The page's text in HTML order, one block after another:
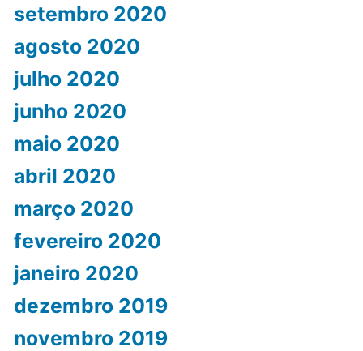
setembro 2020
agosto 2020
julho 2020
junho 2020
maio 2020
abril 2020
março 2020
fevereiro 2020
janeiro 2020
dezembro 2019
novembro 2019